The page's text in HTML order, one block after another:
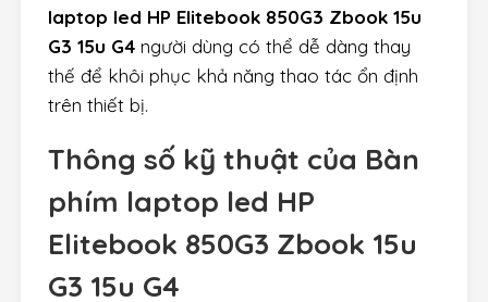
laptop led HP Elitebook 850G3 Zbook 15u
G3 15u G4 người dùng có thể dễ dàng thay
thế để khôi phục khả năng thao tác ổn định
trên thiết bị.
Thông số kỹ thuật của Bàn
phím laptop led HP
Elitebook 850G3 Zbook 15u
G3 15u G4